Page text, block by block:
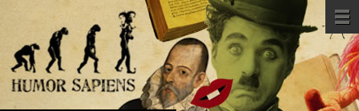
Pasar
al
contenido
principal